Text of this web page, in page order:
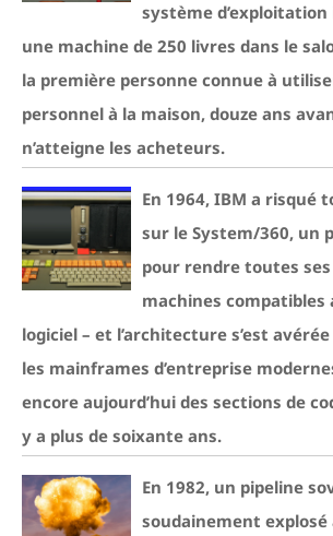
système
une machine de 250 livres dans le
la première personne connue à
personnel à la maison, douze ans
n’atteigne les acheteurs.
En 1964, IBM a risqué
sur le System/360, un
pour rendre toutes
machines compatibles
logiciel – et l’architecture s’est
les mainframes d’entreprise
encore aujourd’hui des sections de
y a plus de soixante ans.
En 1982, un pipeline
soudainement explosé